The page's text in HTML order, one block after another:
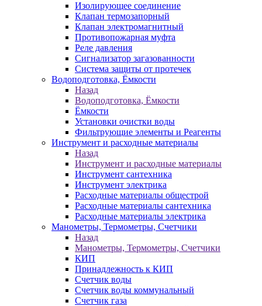
Изолирующее соединение
Клапан термозапорный
Клапан электромагнитный
Противопожарная муфта
Реле давления
Сигнализатор загазованности
Система защиты от протечек
Водоподготовка, Ёмкости
Назад
Водоподготовка, Ёмкости
Ёмкости
Установки очистки воды
Фильтрующие элементы и Реагенты
Инструмент и расходные материалы
Назад
Инструмент и расходные материалы
Инструмент сантехника
Инструмент электрика
Расходные материалы общестрой
Расходные материалы сантехника
Расходные материалы электрика
Манометры, Термометры, Счетчики
Назад
Манометры, Термометры, Счетчики
КИП
Принадлежность к КИП
Счетчик воды
Счетчик воды коммунальный
Счетчик газа